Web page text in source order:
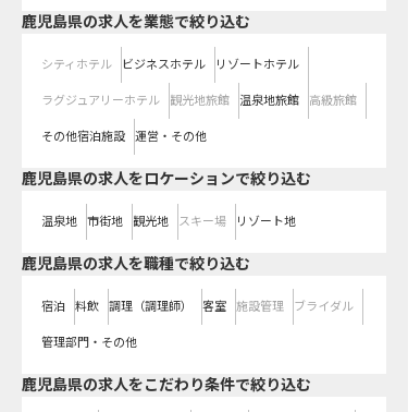
鹿児島県の求人を業態で絞り込む
シティホテル ビジネスホテル リゾートホテル
ラグジュアリーホテル 観光地旅館 温泉地旅館 高級旅館
その他宿泊施設 運営・その他
鹿児島県の求人をロケーションで絞り込む
温泉地 市街地 観光地 スキー場 リゾート地
鹿児島県の求人を職種で絞り込む
宿泊 料飲 調理（調理師） 客室 施設管理 ブライダル
管理部門・その他
鹿児島県の求人をこだわり条件で絞り込む